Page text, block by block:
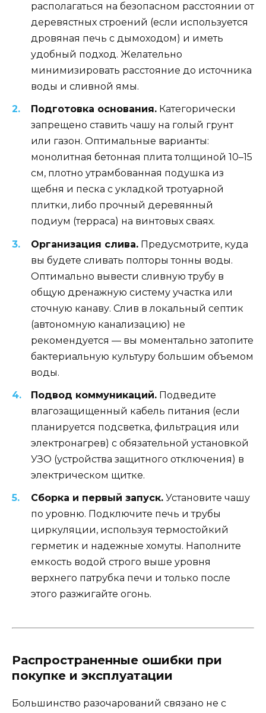
располагаться на безопасном расстоянии от
деревястных строений (если используется
дровяная печь с дымоходом) и иметь
удобный подход. Желательно
минимизировать расстояние до источника
воды и сливной ямы.
Подготовка основания. Категорически
запрещено ставить чашу на голый грунт
или газон. Оптимальные варианты:
монолитная бетонная плита толщиной 10–15
см, плотно утрамбованная подушка из
щебня и песка с укладкой тротуарной
плитки, либо прочный деревянный
подиум (терраса) на винтовых сваях.
Организация слива. Предусмотрите, куда
вы будете сливать полторы тонны воды.
Оптимально вывести сливную трубу в
общую дренажную систему участка или
сточную канаву. Слив в локальный септик
(автономную канализацию) не
рекомендуется — вы моментально затопите
бактериальную культуру большим объемом
воды.
Подвод коммуникаций. Подведите
влагозащищенный кабель питания (если
планируется подсветка, фильтрация или
электронагрев) с обязательной установкой
УЗО (устройства защитного отключения) в
электрическом щитке.
Сборка и первый запуск. Установите чашу
по уровню. Подключите печь и трубы
циркуляции, используя термостойкий
герметик и надежные хомуты. Наполните
емкость водой строго выше уровня
верхнего патрубка печи и только после
этого разжигайте огонь.
Распространенные ошибки при
покупке и эксплуатации
Большинство разочарований связано не с